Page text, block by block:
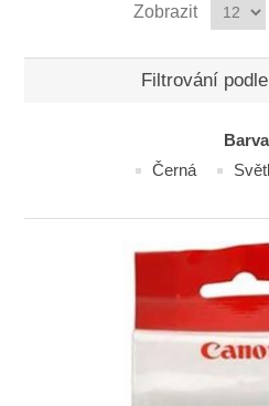
Zobrazit
Filtrování
Barva
Černá